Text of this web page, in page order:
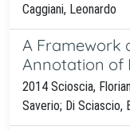
Caggiani, Leonardo
A Framework
Annotation of
2014 Scioscia,
Saverio; Di Sciascio,